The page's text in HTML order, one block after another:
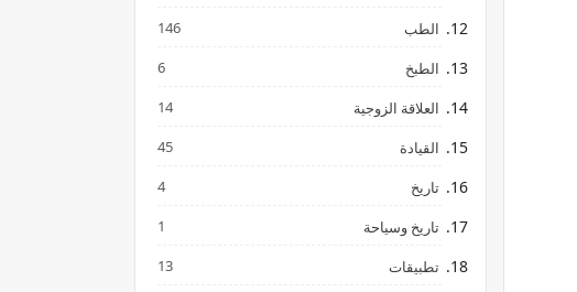
الطب 146
الطبخ 6
العلاقة الزوجية 14
القيادة 45
تاريخ 4
تاريخ وسياحة 1
تطبيقات 13